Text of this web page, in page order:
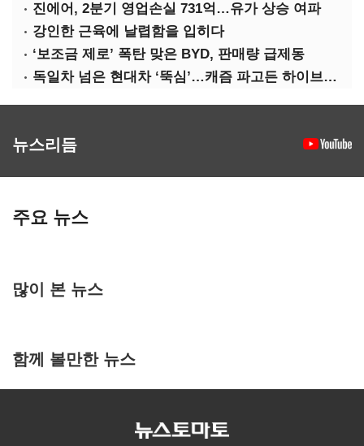
진에어, 2분기 영업손실 731억…유가 상승 여파
강인한 근육에 날렵함을 입히다
‘보조금 제로’ 폭탄 맞은 BYD, 판매량 급제동
독일차 넘은 현대차 ‘뚝심’…캐즘 파고든 하이브리드 역전극
뉴스리듬
주요 뉴스
많이 본 뉴스
함께 볼만한 뉴스